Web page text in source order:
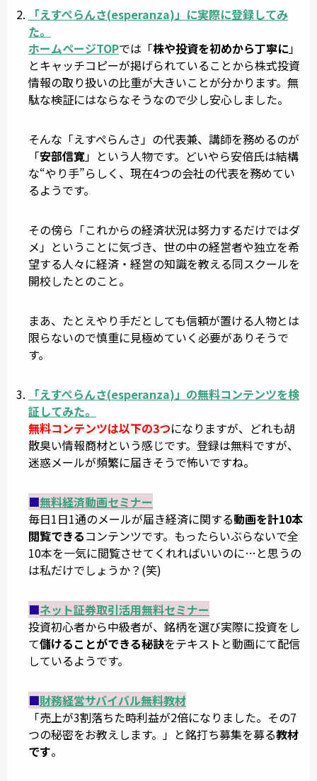
「えすぺらんさ(esperanza)」に実際に登録してみ
た。
ホームページTOPでは「株や投資を初めから丁寧に」
とキャッチコピーが掲げられていることから株式投資
情報の取り扱いの比重が大きいことが分かります。無
駄な検証にはならなそうなので少し安心しました。
そんな「えすぺらんさ」の代表兼、講師を務めるのが
「安部信寛」という人物です。どいやら安倍氏は結構
な“やり手”らしく、現在4つの会社の代表を務めてい
るようです。
その傍ら「これからの経済状況は努力するだけではダ
メ」ということに気づき、世の中の経営者や独立を希
望する人々に経済・経営の知識を教える同スクールを
開校したとのこと。
まあ、たとえやり手だとしても信頼が置ける人物とは
限らないので慎重に見極めていく必要がありそうで
す。
「えすぺらんさ(esperanza)」の無料コンテンツを検
証してみた。
無料コンテンツは以下の3つになりますが、どれも胡
散臭い情報商材という感じです。登録は無料ですが、
迷惑メールが頻繁に届きそうで怖いですね。
■無料経済動画セミナー
毎日1日1通のメールが届き経済に関する動画を計10本
閲覧できるコンテンツです。もったらいぶらないで全
10本を一気に閲覧させてくれればいいのに…と思うの
は私だけでしょうか？(笑)
■ネット証券取引活用無料セミナー
投資初心者から中級者が、銘柄を選び実際に投資をし
て儲けることができる秘訣をテキストと動画にて配信
しているようです。
■財務経営サバイバル無料教材
「売上が3割落ちた時利益が2倍になりました。その7
つの秘密をお教えします。」と銘打ち募集を募る教材
です。